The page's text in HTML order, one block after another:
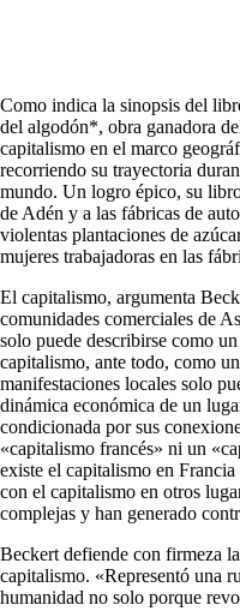
Como indica la sinopsis del
del algodón*, obra ganadora
capitalismo en el marco
recorriendo su trayectoria
mundo. Un logro épico, su
de Adén y a las fábricas de
violentas plantaciones de
mujeres trabajadoras en las
El capitalismo, argumenta
comunidades comerciales de
solo puede describirse como
capitalismo, ante todo, como
manifestaciones locales solo
dinámica económica de un
condicionada por sus
«capitalismo francés» ni un
existe el capitalismo en
con el capitalismo en otros
complejas y han generado
Beckert defiende con firmeza
capitalismo. «Representó una
humanidad no solo porque